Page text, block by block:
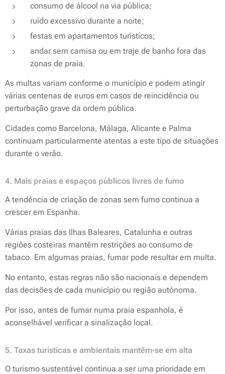
consumo de álcool na via pública;
ruído excessivo durante a noite;
festas em apartamentos turísticos;
andar sem camisa ou em traje de banho fora das
zonas de praia.
As multas variam conforme o município e podem atingir
várias centenas de euros em casos de reincidência ou
perturbação grave da ordem pública.
Cidades como Barcelona, Málaga, Alicante e Palma
continuam particularmente atentas a este tipo de situações
durante o verão.
4. Mais praias e espaços públicos livres de fumo
A tendência de criação de zonas sem fumo continua a
crescer em Espanha.
Várias praias das Ilhas Baleares, Catalunha e outras
regiões costeiras mantêm restrições ao consumo de
tabaco. Em algumas praias, fumar pode resultar em multa.
No entanto, estas regras não são nacionais e dependem
das decisões de cada município ou região autónoma.
Por isso, antes de fumar numa praia espanhola, é
aconselhável verificar a sinalização local.
5. Taxas turísticas e ambientais mantêm-se em alta
O turismo sustentável continua a ser uma prioridade em